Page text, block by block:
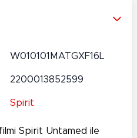
W010101MATGXF16L
2200013852599
Spirit
Spirit Untamed ile